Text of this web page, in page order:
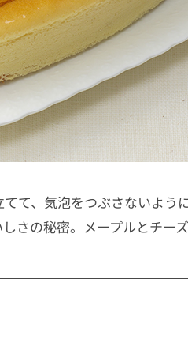
て、気泡をつぶさないよう
さの秘密。メープルとチーズ